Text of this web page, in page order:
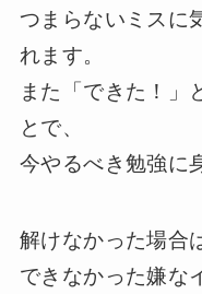
つまらないミスに
れます。
また「できた！」
とで、
今やるべき勉強に
解けなかった場合
できなかった嫌な